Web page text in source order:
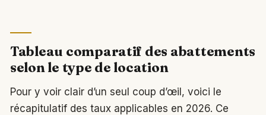
Tableau comparatif des abattements
selon le type de location
Pour y voir clair d’un seul coup d’œil, voici le
récapitulatif des taux applicables en 2026. Ce